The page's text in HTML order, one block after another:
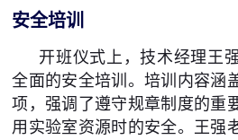
安全培训
开班仪式上，技术经理王
全面的安全培训。培训内容涵
项，强调了遵守规章制度的重
用实验室资源时的安全。王强